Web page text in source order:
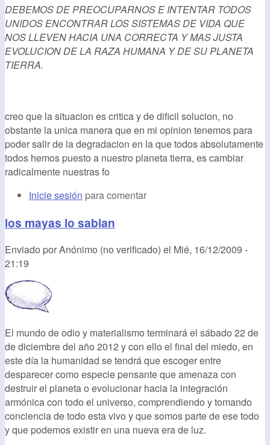
DEBEMOS DE PREOCUPARNOS E INTENTAR TODOS
UNIDOS ENCONTRAR LOS SISTEMAS DE VIDA QUE
NOS LLEVEN HACIA UNA CORRECTA Y MAS JUSTA
EVOLUCION DE LA RAZA HUMANA Y DE SU PLANETA
TIERRA.
creo que la situacion es critica y de dificil solucion, no
obstante la unica manera que en mi opinion tenemos para
poder salir de la degradacion en la que todos absolutamente
todos hemos puesto a nuestro planeta tierra, es cambiar
radicalmente nuestras fo
Inicie sesión para comentar
los mayas lo sabian
Enviado porAnónimo (no verificado) el Mié, 16/12/2009 -
21:19
El mundo de odio y materialismo terminará el sábado 22 de
de diciembre del año 2012 y con ello el final del miedo, en
este día la humanidad se tendrá que escoger entre
desparecer como especie pensante que amenaza con
destruir el planeta o evolucionar hacia la integración
armónica con todo el universo, comprendiendo y tomando
conciencia de todo esta vivo y que somos parte de ese todo
y que podemos existir en una nueva era de luz.